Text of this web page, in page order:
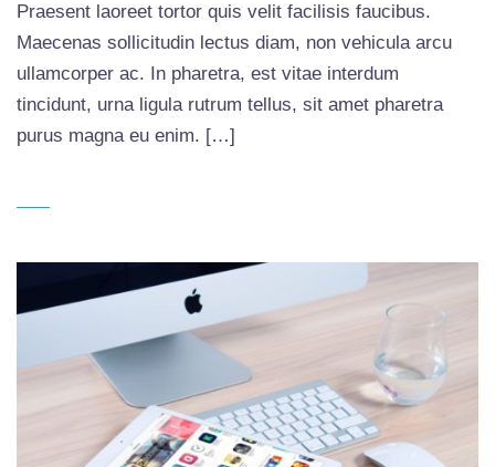
Praesent laoreet tortor quis velit facilisis faucibus.
Maecenas sollicitudin lectus diam, non vehicula arcu
ullamcorper ac. In pharetra, est vitae interdum
tincidunt, urna ligula rutrum tellus, sit amet pharetra
purus magna eu enim. […]